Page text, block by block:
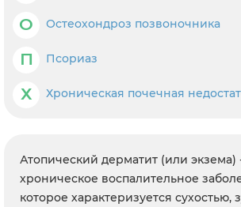
О Остеохондроз позвоночника
П Псориаз
Х Хроническая почечная
Атопический дерматит (или экзема)
хроническое воспалительное
которое характеризуется сухостью,